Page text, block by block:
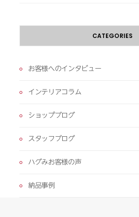
CATEGORIES
お客様へのインタビュー
インテリアコラム
ショップブログ
スタッフブログ
ハグみお客様の声
納品事例